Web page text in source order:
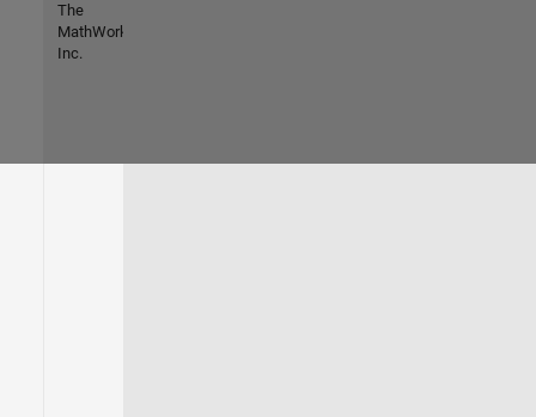
The
MathWorks,
Inc.